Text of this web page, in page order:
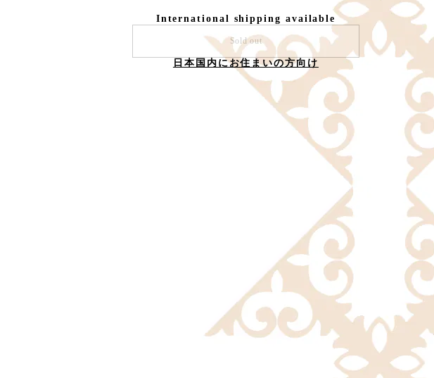
International shipping available
Sold out
日本国内にお住まいの方向け